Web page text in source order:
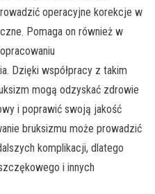
operacyjne korekcje w
Pomaga on również w
Dzięki współpracy z takim
mogą odzyskać zdrowie
i poprawić swoją jakość
bruksizmu może prowadzić
komplikacji, dlatego
i innych